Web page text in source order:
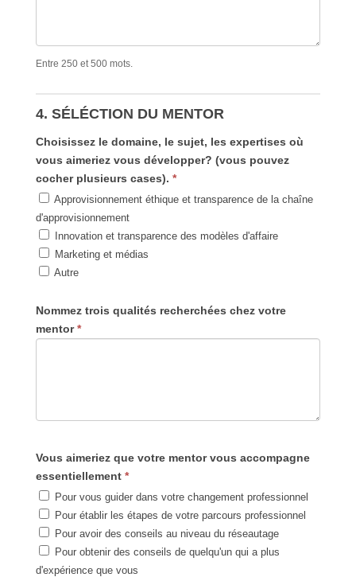
Entre 250 et 500 mots.
4. SÉLÉCTION DU MENTOR
Choisissez le domaine, le sujet, les expertises où
vous aimeriez vous développer? (vous pouvez
cocher plusieurs cases). *
Approvisionnement éthique et transparence de la chaîne
d'approvisionnement
Innovation et transparence des modèles d'affaire
Marketing et médias
Autre
Nommez trois qualités recherchées chez votre
mentor*
Vous aimeriez que votre mentor vous accompagne
essentiellement *
Pour vous guider dans votre changement professionnel
Pour établir les étapes de votre parcours professionnel
Pour avoir des conseils au niveau du réseautage
Pour obtenir des conseils de quelqu'un qui a plus
d'expérience que vous